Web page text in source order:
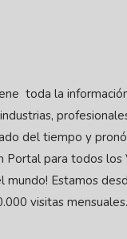
toda la
del tiempo y
Portal para todos los
mundo! Estamos
visitas mensuales.